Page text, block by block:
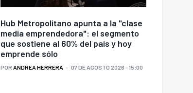
Hub Metropolitano apunta a la "clase
media emprendedora": el segmento
que sostiene al 60% del país y hoy
emprende sólo
POR ANDREA HERRERA 07 DE AGOSTO 2026 - 15:00